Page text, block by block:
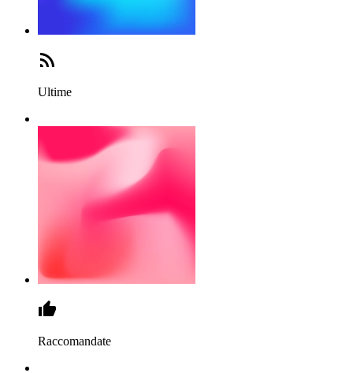
Ultime
Raccomandate